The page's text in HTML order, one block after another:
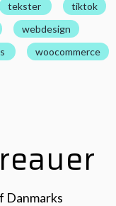
tekster
tiktok
webdesign
woocommerce
Danmarks